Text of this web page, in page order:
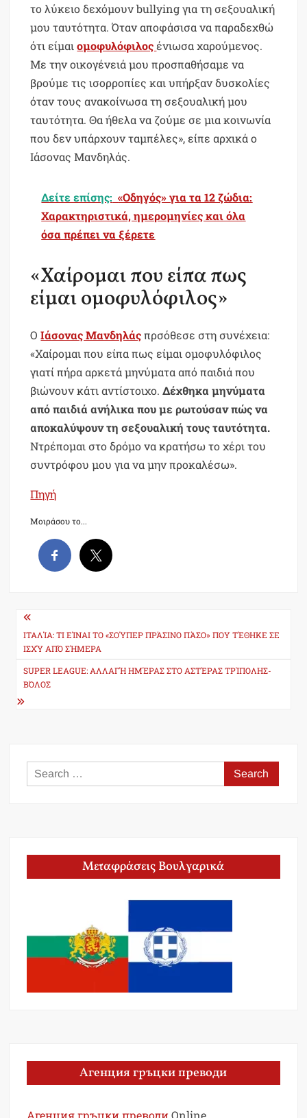
το λύκειο δεχόμουν bullying για τη σεξουαλική
μου ταυτότητα. Όταν αποφάσισα να παραδεχθώ
ότι είμαιομοφυλόφιλοςένιωσα χαρούμενος.
Με την οικογένειά μου προσπαθήσαμε να
βρούμε τις ισορροπίες και υπήρξαν δυσκολίες
όταν τους ανακοίνωσα τη σεξουαλική μου
ταυτότητα. Θα ήθελα να ζούμε σε μια κοινωνία
που δεν υπάρχουν ταμπέλες», είπε αρχικά ο
Ιάσονας Μανδηλάς.
Δείτε επίσης: «Οδηγός» για τα 12 ζώδια:
Χαρακτηριστικά, ημερομηνίες και όλα
όσα πρέπει να ξέρετε
«Χαίρομαι που είπα πως
είμαι ομοφυλόφιλος»
ΟΙάσονας Μανδηλάςπρσόθεσε στη συνέχεια:
«Χαίρομαι που είπα πως είμαι ομοφυλόφιλος
γιατί πήρα αρκετά μηνύματα από παιδιά που
βιώνουν κάτι αντίστοιχο.Δέχθηκα μηνύματα
από παιδιά ανήλικα που με ρωτούσαν πώς να
αποκαλύψουν τη σεξουαλική τους ταυτότητα.
Ντρέπομαι στο δρόμο να κρατήσω το χέρι του
συντρόφου μου για να μην προκαλέσω».
Πηγή
Μοιράσου το...
Post
navigation
ΙΤΑΛΊΑ: ΤΙ ΕΊΝΑΙ ΤΟ «ΣΟΎΠΕΡ ΠΡΆΣΙΝΟ ΠΆΣΟ» ΠΟΥ ΤΈΘΗΚΕ ΣΕ
ΙΣΧΎ ΑΠΌ ΣΉΜΕΡΑ
SUPER LEAGUE: ΑΛΛΑΓΉ ΗΜΈΡΑΣ ΣΤΟ ΑΣΤΈΡΑΣ ΤΡΊΠΟΛΗΣ-
ΒΌΛΟΣ
Search
for:
Μεταφράσεις Βουλγαρικά
Агенция гръцки преводи
Агенция гръцки преводи Online